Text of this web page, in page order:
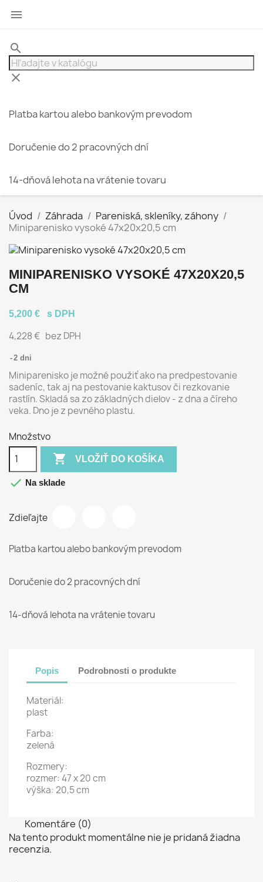

search
clear
Platba kartou alebo bankovým prevodom
Doručenie do 2 pracovných dní
14-dňová lehota na vrátenie tovaru
Úvod Záhrada
Pareniská, skleníky, záhony
Miniparenisko vysoké 47x20x20,5 cm
MINIPARENISKO VYSOKÉ 47X20X20,5
CM
5,200 € s DPH
4,228 € bez DPH
2 dni
Miniparenisko je možné použiť ako na predpestovanie
sadeníc, tak aj na pestovanie kaktusov či rezkovanie
rastlín. Skladá sa zo základných dielov - z dna a číreho
veka. Dno je z pevného plastu.
Množstvo
 VLOŽIŤ DO KOŠÍKA
 Na sklade
Zdieľajte
Platba kartou alebo bankovým prevodom
Doručenie do 2 pracovných dní
14-dňová lehota na vrátenie tovaru
Popis Podrobnosti o produkte
Materiál:
plast
Farba:
zelená
Rozmery:
rozmer: 47 x 20 cm
výška: 20,5 cm
Komentáre (0)
Na tento produkt momentálne nie je pridaná žiadna
recenzia.